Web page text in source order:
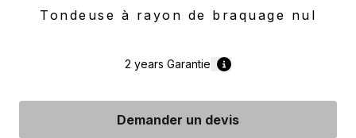
Tondeuse à rayon de braquage nul
2 years Garantie
Demander un devis